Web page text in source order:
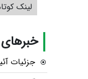
لینک
جزئیات